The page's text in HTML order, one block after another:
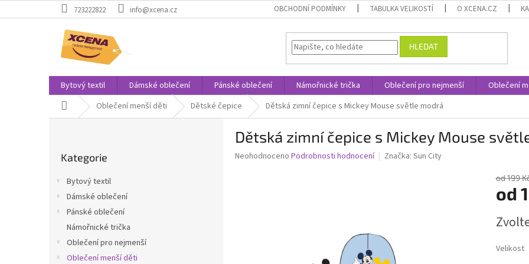
na
723222822 info@xcena.cz OBCHODNÍ PODMÍNKY TABULKA VELIKOSTÍ O XCENA.CZ
HLEDAT
Bytový textil Dámské oblečení Pánské oblečení Námořnické trička Oblečení pro nejmenší Oblečení
Domů Oblečení menší děti Dětské čepice Dětská zimní čepice s Mickey Mouse světle modrá
kategorie
Kategorie
Bytový textil
Dámské oblečení
Pánské oblečení
Námořnické trička
Oblečení pro nejmenší
Oblečení menší děti
Dětská zimní čepice s Mickey Mouse
Průměrné
Neohodnoceno Podrobnosti hodnocení Značka: Sun City
od 199
od
cena:
Velikost